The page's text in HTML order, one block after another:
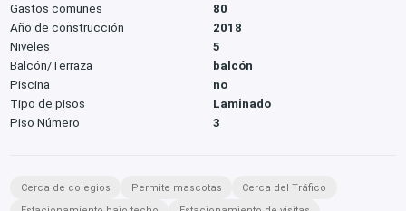
Gastos comunes
80
Año de construcción
2018
Niveles
5
Balcón/Terraza
balcón
Piscina
no
Tipo de pisos
Laminado
Piso Número
3
Cerca de colegios Permite mascotas
Cerca del Tráfico